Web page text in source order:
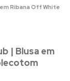
Ribana Off White
| Blusa em